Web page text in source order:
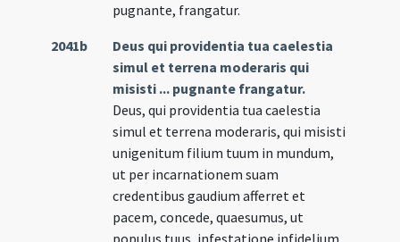
pugnante, frangatur.
2041b
Deus qui providentia tua caelestia
simul et terrena moderaris qui
misisti ... pugnante frangatur.
Deus, qui providentia tua caelestia
simul et terrena moderaris, qui misisti
unigenitum filium tuum in mundum,
ut per incarnationem suam
credentibus gaudium afferret et
pacem, concede, quaesumus, ut
populus tuus, infestatione infidelium